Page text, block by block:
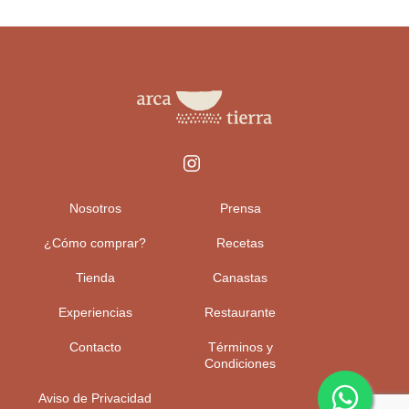
Nosotros Prensa
¿Cómo comprar? Recetas
Tienda Canastas
Experiencias Restaurante
Contacto
Términos y
Condiciones
Aviso de Privacidad